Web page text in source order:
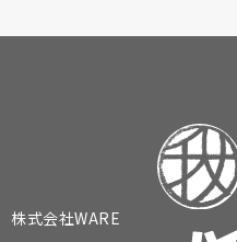
株式会社WARE